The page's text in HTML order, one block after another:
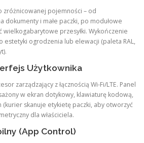
zróżnicowanej pojemności – od
dokumenty i małe paczki, po modułowe
wielkogabarytowe przesyłki. Wykończenie
estetyki ogrodzenia lub elewacji (paleta RAL,
Użytkownika
zarządzający z łącznością Wi-Fi/LTE. Panel
w ekran dotykowy, klawiaturę kodową,
(kurier skanuje etykietę paczki, aby otworzyć
dla właściciela.
(App Control)